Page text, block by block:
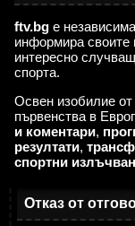
ftv.bg е
информира своите
интересно
спорта.
Освен изобилие от
първенства в
и коментари,
резултати,
спортни
Отказ от